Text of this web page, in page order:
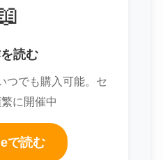
読む
つでも購入可能。セ
に開催中
で読む